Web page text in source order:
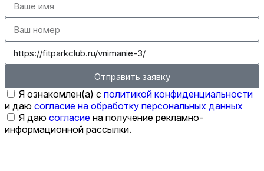
Отправить заявку
Я ознакомлен(а) с политикой конфиденциальности
и даю согласие на обработку персональных данных
Я даю согласие на получение рекламно-
информационной рассылки.